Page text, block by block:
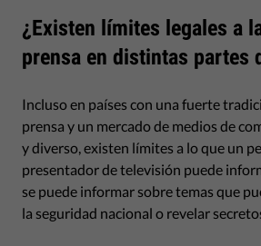
¿Existen límites legales a
prensa en distintas partes
Incluso en países con una fuerte
prensa y un mercado de medios de
y diverso, existen límites a lo que un
presentador de televisión puede
se puede informar sobre temas que
la seguridad nacional o revelar